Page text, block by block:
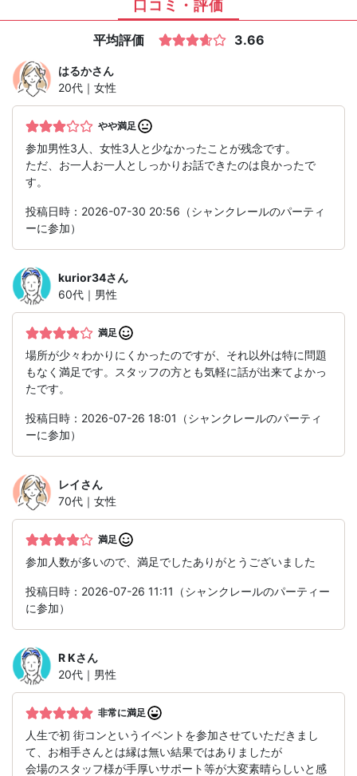
口コミ・評価
平均評価 3.66
はるかさん
20代｜女性
やや満足
参加男性3人、女性3人と少なかったことが残念です。
ただ、お一人お一人としっかりお話できたのは良かったで
す。
投稿日時：2026-07-30 20:56（シャンクレールのパーティ
ーに参加）
kurior34さん
60代｜男性
満足
場所が少々わかりにくかったのですが、それ以外は特に問題
もなく満足です。スタッフの方とも気軽に話が出来てよかっ
たです。
投稿日時：2026-07-26 18:01（シャンクレールのパーティ
ーに参加）
レイさん
70代｜女性
満足
参加人数が多いので、満足でしたありがとうございました
投稿日時：2026-07-26 11:11（シャンクレールのパーティー
に参加）
R Kさん
20代｜男性
非常に満足
人生で初 街コンというイベントを参加させていただきまし
て、お相手さんとは縁は無い結果ではありましたが
会場のスタッフ様が手厚いサポート等が大変素晴らしいと感